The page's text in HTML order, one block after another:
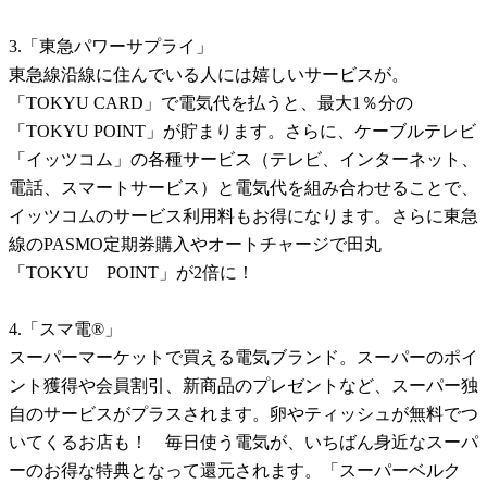
3.「東急パワーサプライ」
東急線沿線に住んでいる人には嬉しいサービスが。
「TOKYU CARD」で電気代を払うと、最大1％分の
「TOKYU POINT」が貯まります。さらに、ケーブルテレビ
「イッツコム」の各種サービス（テレビ、インターネット、
電話、スマートサービス）と電気代を組み合わせることで、
イッツコムのサービス利用料もお得になります。さらに東急
線のPASMO定期券購入やオートチャージで田丸
「TOKYU POINT」が2倍に！
4.「スマ電®」
スーパーマーケットで買える電気ブランド。スーパーのポイ
ント獲得や会員割引、新商品のプレゼントなど、スーパー独
自のサービスがプラスされます。卵やティッシュが無料でつ
いてくるお店も！ 毎日使う電気が、いちばん身近なスーパ
ーのお得な特典となって還元されます。「スーパーベルク